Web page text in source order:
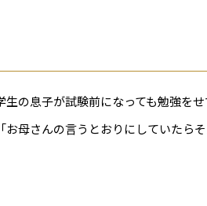
生の息子が試験前になっても勉強を
お母さんの言うとおりにしていた